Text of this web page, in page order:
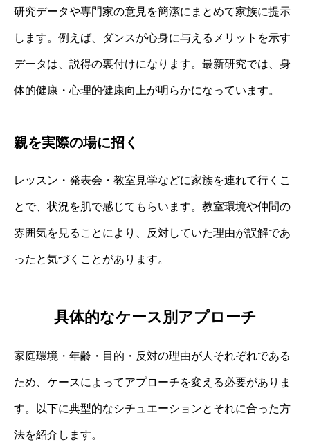
研究データや専門家の意見を簡潔にまとめて家族に提示
します。例えば、ダンスが心身に与えるメリットを示す
データは、説得の裏付けになります。最新研究では、身
体的健康・心理的健康向上が明らかになっています。
親を実際の場に招く
レッスン・発表会・教室見学などに家族を連れて行くこ
とで、状況を肌で感じてもらいます。教室環境や仲間の
雰囲気を見ることにより、反対していた理由が誤解であ
ったと気づくことがあります。
具体的なケース別アプローチ
家庭環境・年齢・目的・反対の理由が人それぞれである
ため、ケースによってアプローチを変える必要がありま
す。以下に典型的なシチュエーションとそれに合った方
法を紹介します。